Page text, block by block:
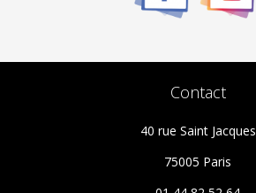
Contact
40 rue Saint Jacques
75005 Paris